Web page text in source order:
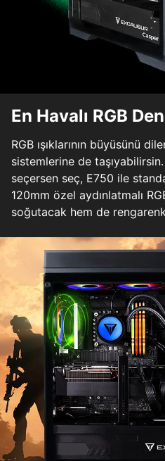
En Havalı RGB
RGB ışıklarının büyüsünü
sistemlerine de
seçersen seç, E750 ile
120mm özel aydınlatmalı
soğutacak hem de